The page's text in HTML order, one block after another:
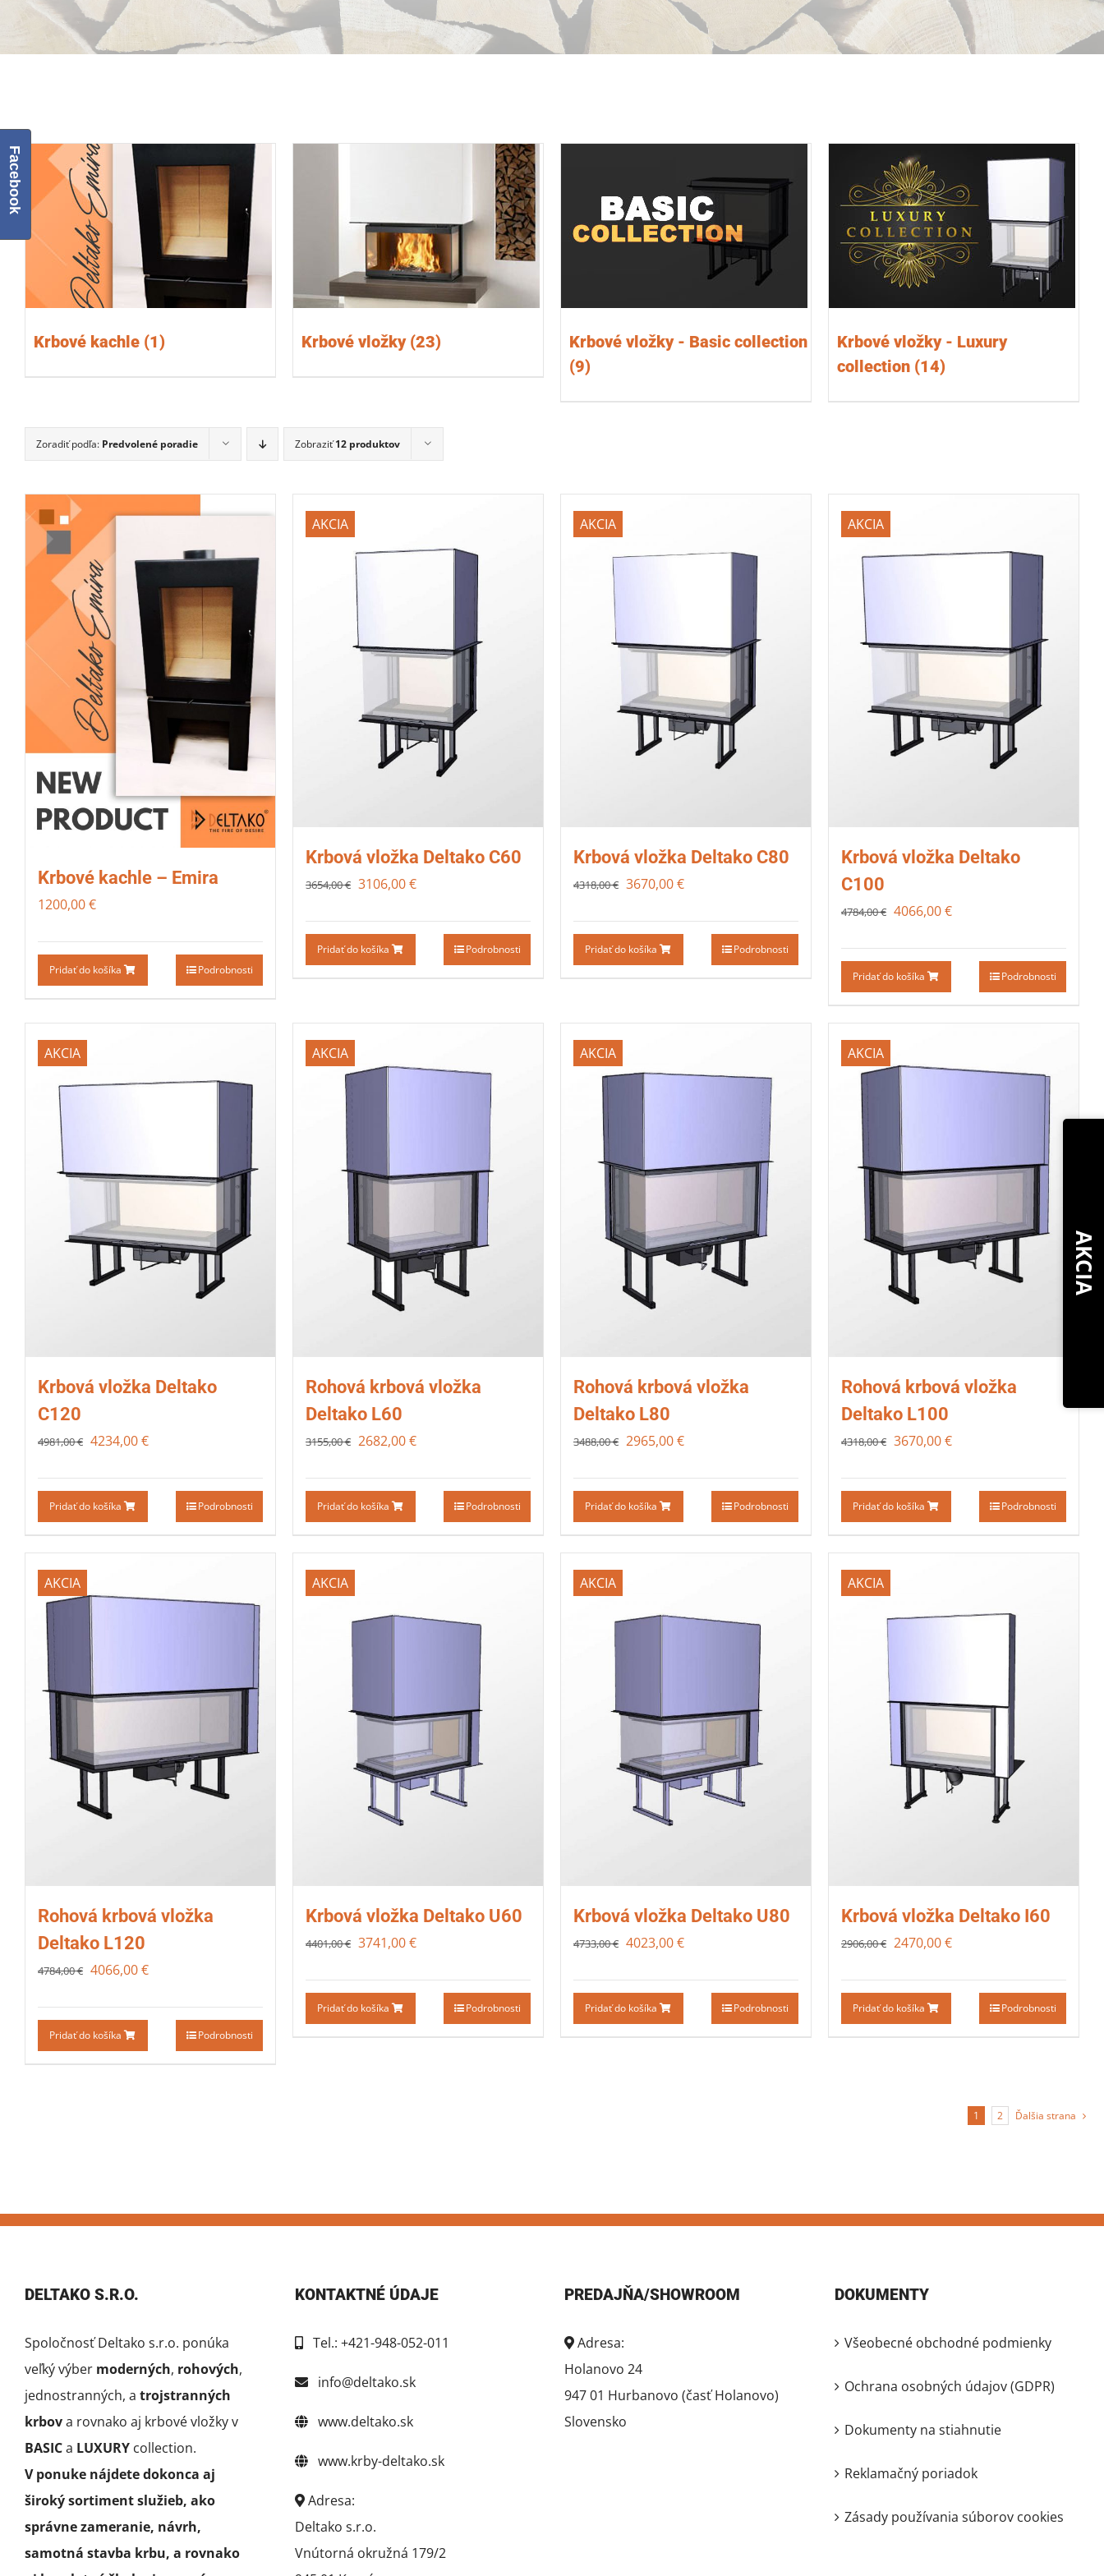
Krbové kachle (1) Krbové vložky (23)
Krbové vložky - Basic collection
(9)
Krbové vložky - Luxury
collection (14)
Zoradiť podľa: Predvolené poradie Zobraziť12 produktov
Krbové kachle – Emira
1200,00€
Pridať do košíka Podrobnosti
AKCIA
Krbová vložka Deltako C60
3654,00€ 3106,00€
Pridať do košíka Podrobnosti
AKCIA
Krbová vložka Deltako C80
4318,00€ 3670,00€
Pridať do košíka Podrobnosti
AKCIA
Krbová vložka Deltako
C100
4784,00€ 4066,00€
Pridať do košíka Podrobnosti
AKCIA
Krbová vložka Deltako
C120
4981,00€ 4234,00€
Pridať do košíka Podrobnosti
AKCIA
Rohová krbová vložka
Deltako L60
3155,00€ 2682,00€
Pridať do košíka Podrobnosti
AKCIA
Rohová krbová vložka
Deltako L80
3488,00€ 2965,00€
Pridať do košíka Podrobnosti
AKCIA
Rohová krbová vložka
Deltako L100
4318,00€ 3670,00€
Pridať do košíka Podrobnosti
AKCIA
Rohová krbová vložka
Deltako L120
4784,00€ 4066,00€
Pridať do košíka Podrobnosti
AKCIA
Krbová vložka Deltako U60
4401,00€ 3741,00€
Pridať do košíka Podrobnosti
AKCIA
Krbová vložka Deltako U80
4733,00€ 4023,00€
Pridať do košíka Podrobnosti
AKCIA
Krbová vložka Deltako I60
2906,00€ 2470,00€
Pridať do košíka Podrobnosti
1 2 Ďalšia strana
DELTAKO S.R.O.
Spoločnosť Deltako s.r.o. ponúka
veľký výber moderných, rohových,
jednostranných, a trojstranných
krbova rovnako aj krbové vložky v
BASICa LUXURY collection.
V ponuke nájdete dokonca aj
široký sortiment služieb, ako
správne zameranie, návrh,
samotná stavba krbu, a rovnako
KONTAKTNÉ ÚDAJE
Tel.: +421-948-052-011
info@deltako.sk
www.deltako.sk
www.krby-deltako.sk
Adresa:
Deltako s.r.o.
Vnútorná okružná 179/2
PREDAJŇA/SHOWROOM
Adresa:
Holanovo 24
947 01 Hurbanovo (časť Holanovo)
Slovensko
DOKUMENTY
Všeobecné obchodné podmienky
Ochrana osobných údajov (GDPR)
Dokumenty na stiahnutie
Reklamačný poriadok
Zásady používania súborov cookies
Facebook
AKCIA